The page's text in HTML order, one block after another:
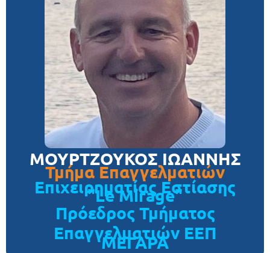
ΜΟΥΡΤΖΟΥΚΟΣ ΙΩΑΝΝΗΣ
Τμήμα Επαγγελματιών
Επιχειρηματίας Εστίασης
"Le Mirage"
Πρόεδρος Τμήματος
Επαγγελματιών ΕΕΠ
ΜΕΓΑΡΑ